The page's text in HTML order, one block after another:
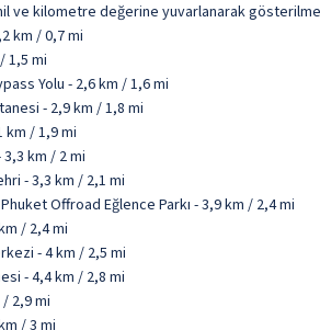
ve kilometre değerine yuvarlanarak
km / 0,7 mi
1,5 mi
Yolu - 2,6 km / 1,6 mi
- 2,9 km / 1,8 mi
km / 1,9 mi
3,3 km / 2 mi
- 3,3 km / 2,1 mi
Offroad Eğlence Parkı - 3,9 km / 2,4 mi
/ 2,4 mi
- 4 km / 2,5 mi
- 4,4 km / 2,8 mi
/ 2,9 mi